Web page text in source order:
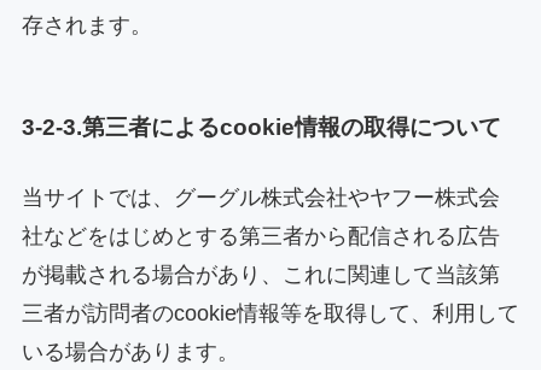
存されます。
3-2-3.第三者によるcookie情報の取得について
当サイトでは、グーグル株式会社やヤフー株式会
社などをはじめとする第三者から配信される広告
が掲載される場合があり、これに関連して当該第
三者が訪問者のcookie情報等を取得して、利用して
いる場合があります。